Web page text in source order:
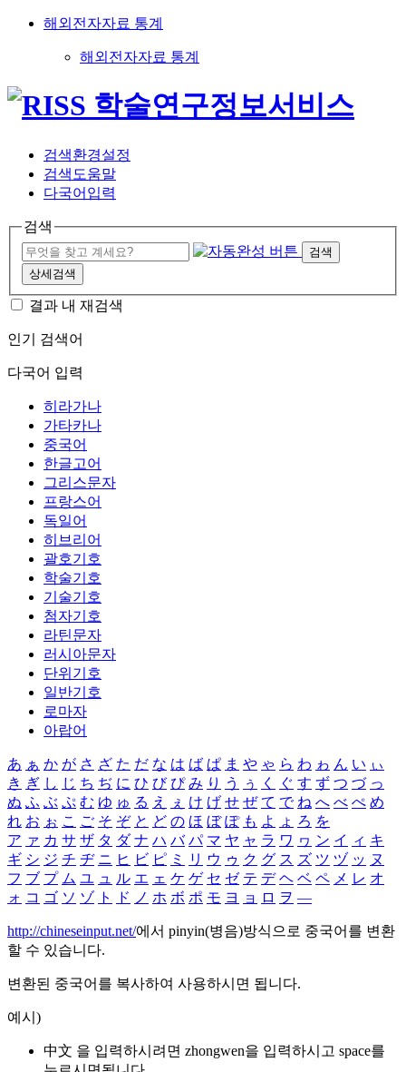
해외전자자료 통계
해외전자자료 통계
검색환경설정
검색도움말
다국어입력
검색
검색
상세검색
결과 내 재검색
인기 검색어
다국어 입력
히라가나
가타카나
중국어
한글고어
그리스문자
프랑스어
독일어
히브리어
괄호기호
학술기호
기술기호
첨자기호
라틴문자
러시아문자
단위기호
일반기호
로마자
아랍어
あ ぁ か が さ ざ た だ な は ば ぱ ま や ゃ ら わ ゎ ん い ぃ
き ぎ し じ ち ぢ に ひ び ぴ み り う ぅ く ぐ す ず つ づ っ
ぬ ふ ぶ ぷ む ゆ ゅ る え ぇ け げ せ ぜ て で ね へ べ ぺ め
れ お ぉ こ ご そ ぞ と ど の ほ ぼ ぽ も よ ょ ろ を
ア ァ カ サ ザ タ ダ ナ ハ バ パ マ ヤ ャ ラ ワ ヮ ン イ ィ キ
ギ シ ジ チ ヂ ニ ヒ ビ ピ ミ リ ウ ゥ ク グ ス ズ ツ ヅ ッ ヌ
フ ブ プ ム ユ ュ ル エ ェ ケ ゲ セ ゼ テ デ ヘ ベ ペ メ レ オ
ォ コ ゴ ソ ゾ ト ド ノ ホ ボ ポ モ ヨ ョ ロ ヲ ―
http://chineseinput.net/에서 pinyin(병음)방식으로 중국어를 변환
할 수 있습니다.
변환된 중국어를 복사하여 사용하시면 됩니다.
예시)
中文 을 입력하시려면 zhongwen을 입력하시고 space를